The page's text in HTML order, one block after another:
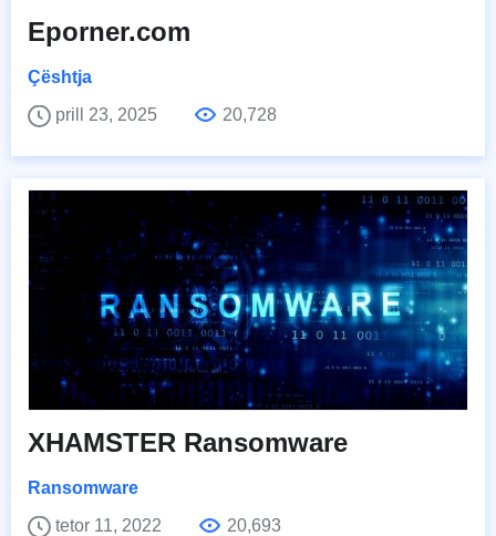
Eporner.com
Çështja
prill 23, 2025
20,728
XHAMSTER Ransomware
Ransomware
tetor 11, 2022
20,693